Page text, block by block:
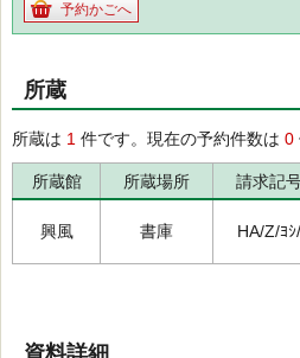
予約かごへ
所蔵
所蔵は 1 件です。現在の予約件数は 0
所蔵館 所蔵場所 請求記
興風 書庫 HA/Z/ﾖｼ/
資料詳細